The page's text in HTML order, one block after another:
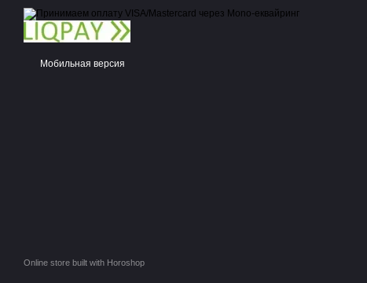
Мобильная версия
Online store built with Horoshop